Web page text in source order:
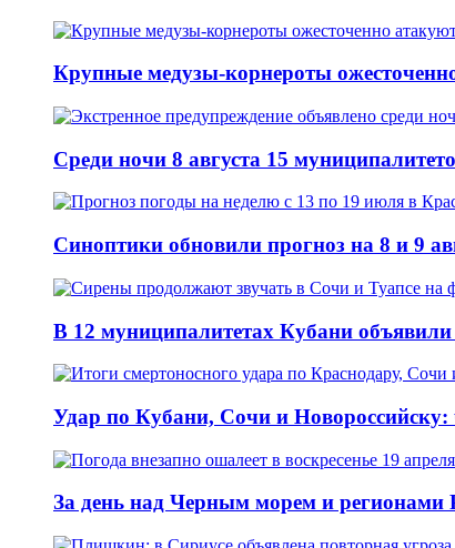
Крупные медузы-корнероты
Среди ночи 8 августа 15
Синоптики обновили прогноз на 8 и 9
В 12 муниципалитетах Кубани
Удар по Кубани, Сочи и Новороссийску:
За день над Черным морем и